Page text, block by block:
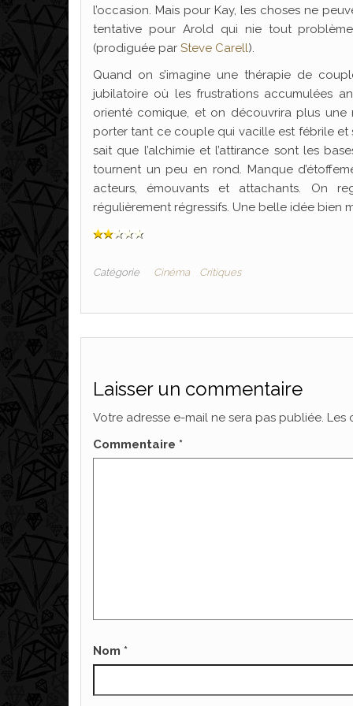
l’occasion. Mais pour Kay, les choses ne
tentative pour Arold qui nie tout
(prodiguée par Steve Carell).
Quand on s’imagine une thérapie de
jubilatoire où les frustrations accumulées
orienté comique, et on découvrira plus
porter tant ce couple qui vacille est fébrile et
sait que l’alchimie et l’attirance sont les
tournent un peu en rond. Manque
acteurs, émouvants et attachants. On
régulièrement régressifs. Une belle idée bien
Catégorie Cinéma Critiques
Laisser un commentaire
Votre adresse e-mail ne sera pas publiée. Les
Commentaire *
Nom *